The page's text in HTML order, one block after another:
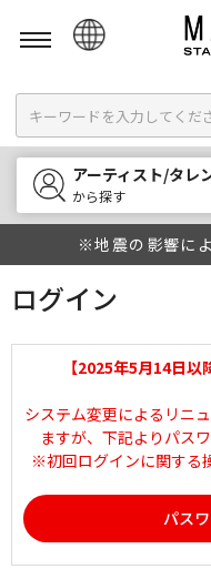
English
한국어
中文
アーティスト/タレ
から探す
※地震の影響に
ログイン
【2025年5月14日以
システム変更によるリニ
ますが、下記よりパス
※初回ログインに関する
パス